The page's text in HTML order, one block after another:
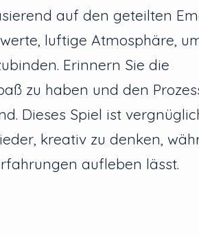
auf den geteilten
luftige Atmosphäre,
Erinnern Sie die
zu haben und den
Dieses Spiel ist
kreativ zu denken,
aufleben lässt.